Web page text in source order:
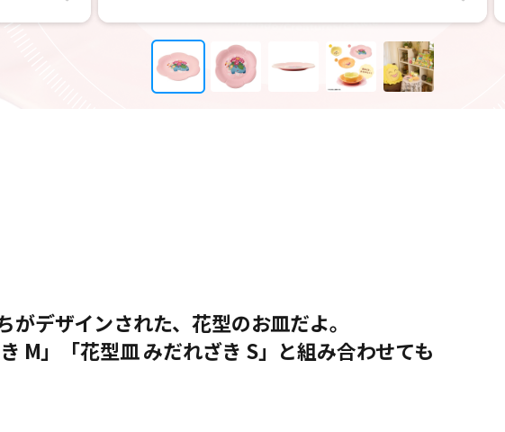
がデザインされた、花型のお皿だよ。
M」「花型皿 みだれざき S」と組み合わせても